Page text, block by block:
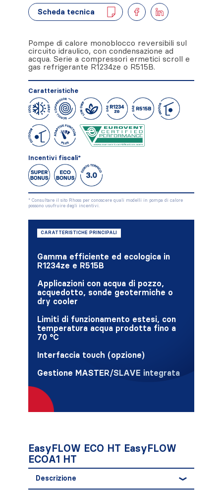
Scheda tecnica
Pompe di calore monoblocco reversibili sul
circuito idraulico, con condensazione ad
acqua. Serie a compressori ermetici scroll e
gas refrigerante R1234ze o R515B.
Caratteristiche
Incentivi fiscali*
* Consultare il sito Rhoss per conoscere quali modelli in pompa di calore
possono usufruire degli incentivi.
CARATTERISTICHE PRINCIPALI
Gamma efficiente ed ecologica in
R1234ze e R515B
Applicazioni con acqua di pozzo,
acquedotto, sonde geotermiche o
dry cooler
Limiti di funzionamento estesi, con
temperatura acqua prodotta fino a
70 °C
Interfaccia touch (opzione)
Gestione MASTER/SLAVE integrata
EasyFLOW ECO HT EasyFLOW
ECOA1 HT
Descrizione